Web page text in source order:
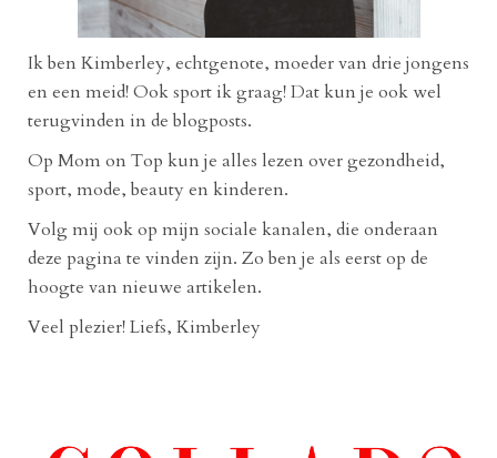
Ik ben Kimberley, echtgenote, moeder van drie jongens
en een meid! Ook sport ik graag! Dat kun je ook wel
terugvinden in de blogposts.
Op Mom on Top kun je alles lezen over gezondheid,
sport, mode, beauty en kinderen.
Volg mij ook op mijn sociale kanalen, die onderaan
deze pagina te vinden zijn. Zo ben je als eerst op de
hoogte van nieuwe artikelen.
Veel plezier! Liefs, Kimberley